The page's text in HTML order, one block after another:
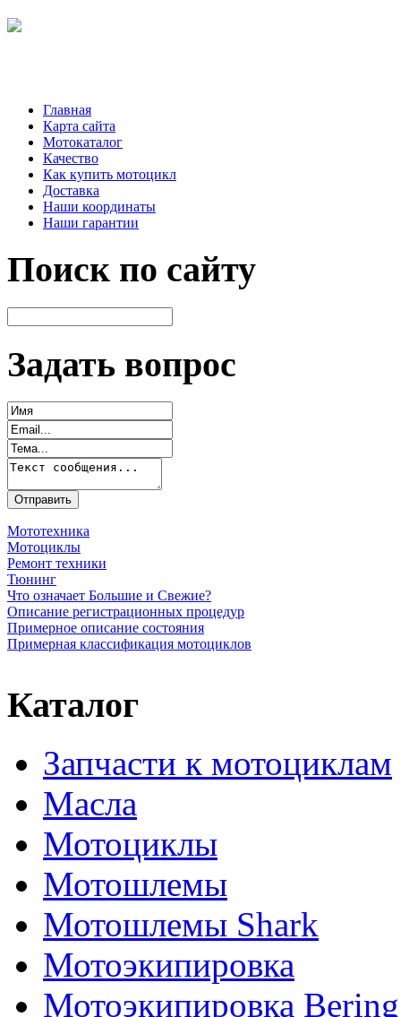
Главная
Карта сайта
Мотокаталог
Качество
Как купить мотоцикл
Доставка
Наши координаты
Наши гарантии
Поиск по сайту
Задать вопрос
Мототехника
Мотоциклы
Ремонт техники
Тюнинг
Что означает Большие и Свежие?
Описание регистрационных процедур
Примерное описание состояния
Примерная классификация мотоциклов
Каталог
Запчасти к мотоциклам
Масла
Мотоциклы
Мотошлемы
Мотошлемы Shark
Мотоэкипировка
Мотоэкипировка Bering